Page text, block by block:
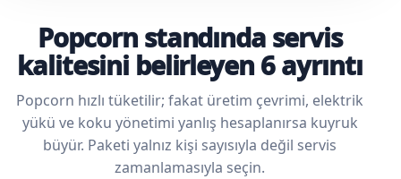
Popcorn standında servis
kalitesini belirleyen 6 ayrıntı
Popcorn hızlı tüketilir; fakat üretim çevrimi, elektrik
yükü ve koku yönetimi yanlış hesaplanırsa kuyruk
büyür. Paketi yalnız kişi sayısıyla değil servis
zamanlamasıyla seçin.